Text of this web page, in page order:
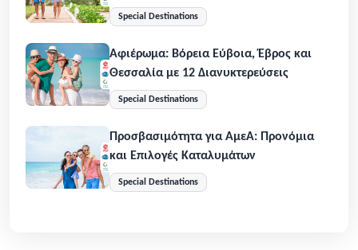
Special Destinations
Αφιέρωμα: Βόρεια Εύβοια, Έβρος και
Θεσσαλία με 12 Διανυκτερεύσεις
Special Destinations
Προσβασιμότητα για ΑμεΑ: Προνόμια
και Επιλογές Καταλυμάτων
Special Destinations